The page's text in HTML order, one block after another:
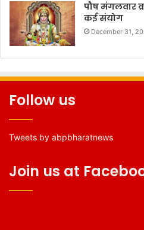
पौष मंगलवार
कई संयोग
December 31,
Follow us
Tweets by abpbharatnews
Join us at